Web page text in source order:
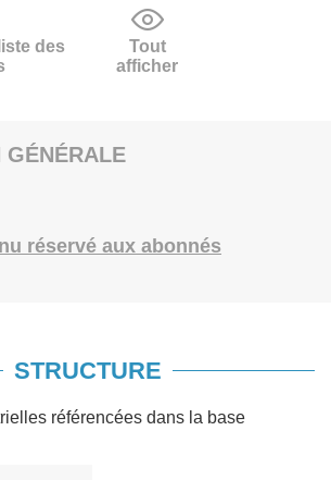
des
Tout
afficher
GÉNÉRALE
réservé aux abonnés
STRUCTURE
référencées dans la base